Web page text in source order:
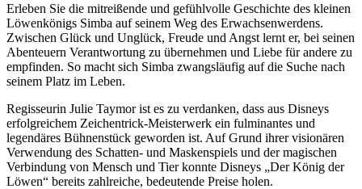
Erleben Sie die mitreißende und gefühlvolle Geschichte des kleinen
Löwenkönigs Simba auf seinem Weg des Erwachsenwerdens.
Zwischen Glück und Unglück, Freude und Angst lernt er, bei seinen
Abenteuern Verantwortung zu übernehmen und Liebe für andere zu
empfinden. So macht sich Simba zwangsläufig auf die Suche nach
seinem Platz im Leben.
Regisseurin Julie Taymor ist es zu verdanken, dass aus Disneys
erfolgreichem Zeichentrick-Meisterwerk ein fulminantes und
legendäres Bühnenstück geworden ist. Auf Grund ihrer visionären
Verwendung des Schatten- und Maskenspiels und der magischen
Verbindung von Mensch und Tier konnte Disneys „Der König der
Löwen“ bereits zahlreiche, bedeutende Preise holen.